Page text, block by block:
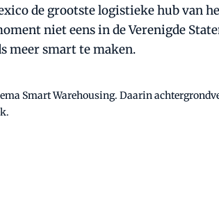
de grootste logistieke hub van
niet eens in de Verenigde
meer smart te maken.
Smart Warehousing. Daarin